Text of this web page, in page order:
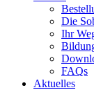
Die
Ihr
FAQs
Aktuelles